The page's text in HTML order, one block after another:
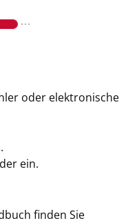
oder elektronische
ein.
finden Sie